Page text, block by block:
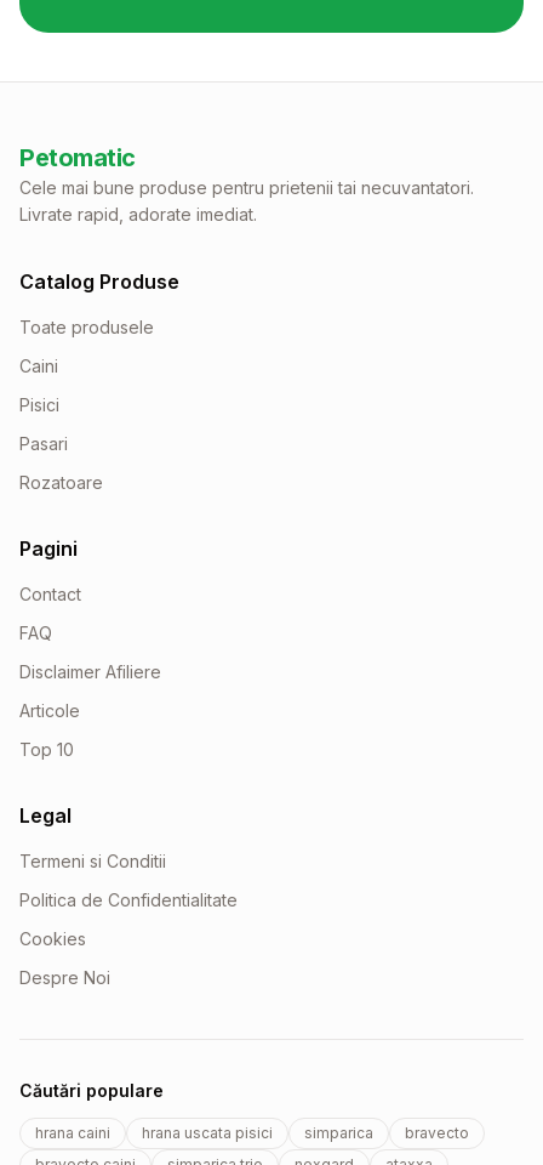
Petomatic
Cele mai bune produse pentru prietenii tai necuvantatori.
Livrate rapid, adorate imediat.
Catalog Produse
Toate produsele
Caini
Pisici
Pasari
Rozatoare
Pagini
Contact
FAQ
Disclaimer Afiliere
Articole
Top 10
Legal
Termeni si Conditii
Politica de Confidentialitate
Cookies
Despre Noi
Căutări populare
hrana caini hrana uscata pisici simparica
bravecto